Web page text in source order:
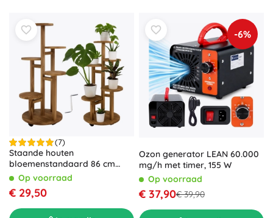
(7)
Staande houten
bloemenstandaard 86 cm
RUHHY, 6 niveaus voor 7
bloempotten
Op voorraad
€ 29,50
-6%
Ozon generator LEAN 60.000
mg/h met timer, 155 W
Op voorraad
€ 37,90€ 39,90